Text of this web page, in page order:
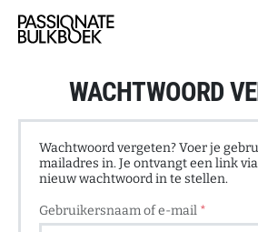
Ga naar de inhoud
WACHTWOORD
Wachtwoord vergeten? Voer je
mailadres in. Je ontvangt een link
nieuw wachtwoord in te stellen.
Gebruikersnaam of e-mail *